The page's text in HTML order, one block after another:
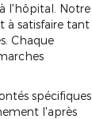
à l'hôpital. Notre
à satisfaire tant
Chaque
spécifiques
l'après